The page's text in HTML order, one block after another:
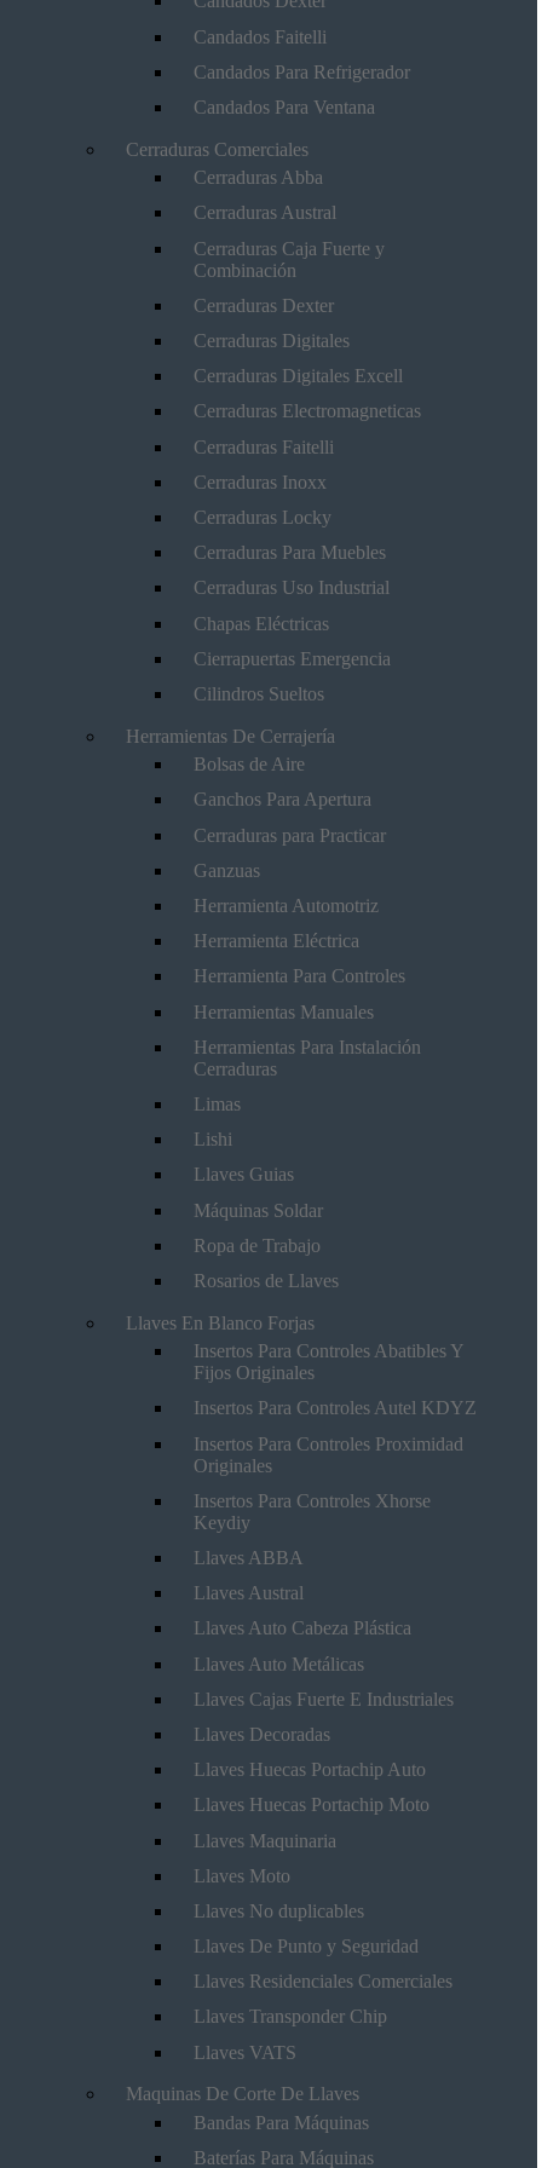
Candados Faitelli
Candados Para Refrigerador
Candados Para Ventana
Cerraduras Comerciales
Cerraduras Abba
Cerraduras Austral
Cerraduras Caja Fuerte y
Combinación
Cerraduras Dexter
Cerraduras Digitales
Cerraduras Digitales Excell
Cerraduras Electromagneticas
Cerraduras Faitelli
Cerraduras Inoxx
Cerraduras Locky
Cerraduras Para Muebles
Cerraduras Uso Industrial
Chapas Eléctricas
Cierrapuertas Emergencia
Cilindros Sueltos
Herramientas De Cerrajería
Bolsas de Aire
Ganchos Para Apertura
Cerraduras para Practicar
Ganzuas
Herramienta Automotriz
Herramienta Eléctrica
Herramienta Para Controles
Herramientas Manuales
Herramientas Para Instalación
Cerraduras
Limas
Lishi
Llaves Guias
Máquinas Soldar
Ropa de Trabajo
Rosarios de Llaves
Llaves En Blanco Forjas
Insertos Para Controles Abatibles Y
Fijos Originales
Insertos Para Controles Autel KDYZ
Insertos Para Controles Proximidad
Originales
Insertos Para Controles Xhorse
Keydiy
Llaves ABBA
Llaves Austral
Llaves Auto Cabeza Plástica
Llaves Auto Metálicas
Llaves Cajas Fuerte E Industriales
Llaves Decoradas
Llaves Huecas Portachip Auto
Llaves Huecas Portachip Moto
Llaves Maquinaria
Llaves Moto
Llaves No duplicables
Llaves De Punto y Seguridad
Llaves Residenciales Comerciales
Llaves Transponder Chip
Llaves VATS
Maquinas De Corte De Llaves
Bandas Para Máquinas
Baterías Para Máquinas